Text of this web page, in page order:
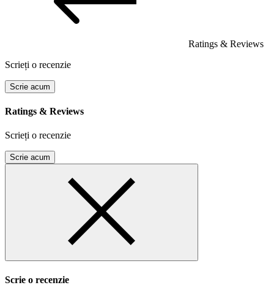
Ratings & Reviews
Scrieți o recenzie
Scrie acum
Ratings & Reviews
Scrieți o recenzie
Scrie acum
Scrie o recenzie